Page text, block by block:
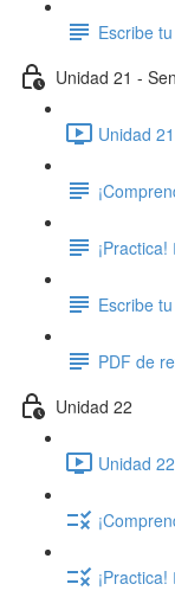
Escribe
Unidad 21 -
Unidad
¡Practica!
Escribe
PDF de
Unidad 22
Unidad
¡Practica!